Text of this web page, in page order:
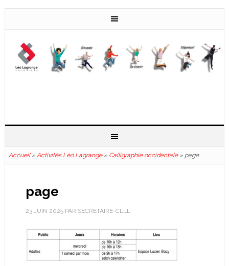
Accueil» Activités Léo Lagrange» Calligraphie occidentale» page
page
23 JUIN 2025PAR SECRETAIRE-CLLL